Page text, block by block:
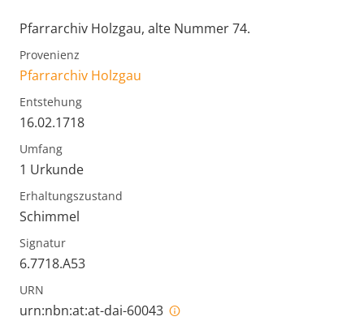
Pfarrarchiv Holzgau, alte Nummer 74.
Provenienz
Pfarrarchiv Holzgau
Entstehung
16.02.1718
Umfang
1 Urkunde
Erhaltungszustand
Schimmel
Signatur
6.7718.A53
URN
urn:nbn:at:at-dai-60043